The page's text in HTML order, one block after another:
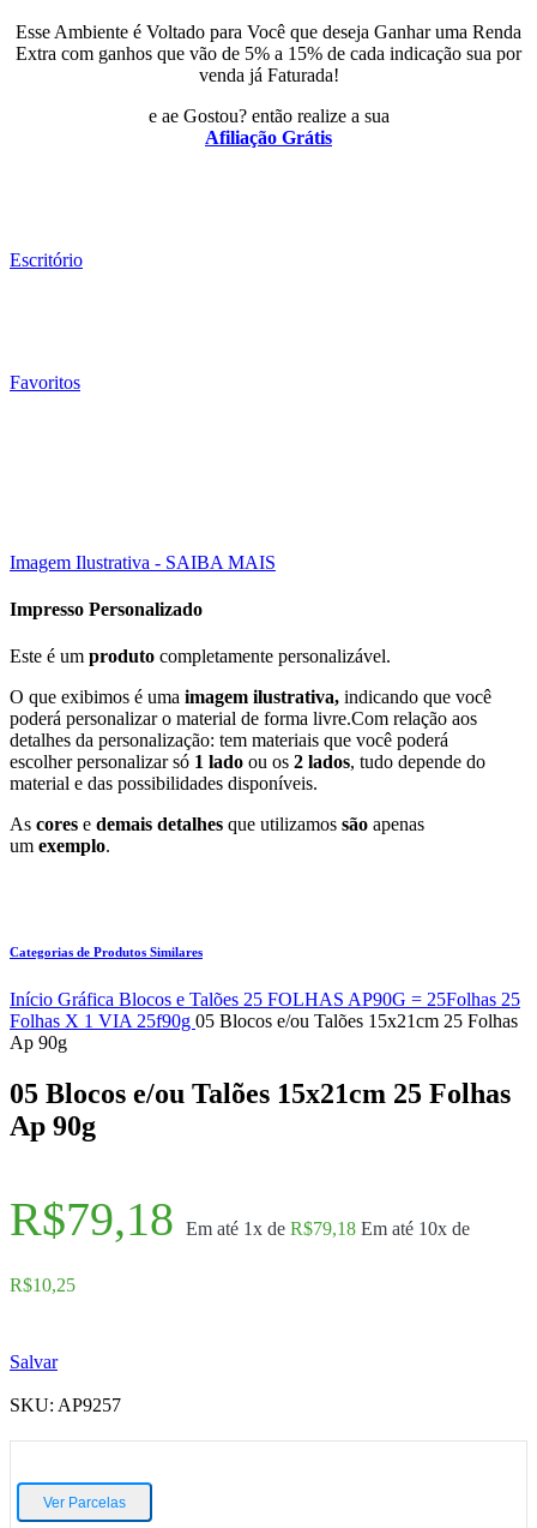
Esse Ambiente é Voltado para Você que deseja Ganhar uma Renda
Extra com ganhos que vão de 5% a 15% de cada indicação sua por
venda já Faturada!
e ae Gostou? então realize a sua
Afiliação Grátis
Escritório
Favoritos
005 Un
Imagem Ilustrativa - SAIBA MAIS
Impresso Personalizado
Este é um produto completamente personalizável.
O que exibimos é uma imagem ilustrativa, indicando que você
poderá personalizar o material de forma livre.Com relação aos
detalhes da personalização: tem materiais que você poderá
escolher personalizar só 1 lado ou os 2 lados, tudo depende do
material e das possibilidades disponíveis.
As cores e demais detalhes que utilizamos são apenas
um exemplo.
Categorias de Produtos Similares
Início Gráfica Blocos e Talões 25 FOLHAS AP90G = 25Folhas 25
Folhas X 1 VIA 25f90g 05 Blocos e/ou Talões 15x21cm 25 Folhas
Ap 90g
05 Blocos e/ou Talões 15x21cm 25 Folhas
Ap 90g
R$79,18 Em até 1x de R$79,18 Em até 10x de
R$10,25
Salvar
SKU: AP9257
Ver Parcelas